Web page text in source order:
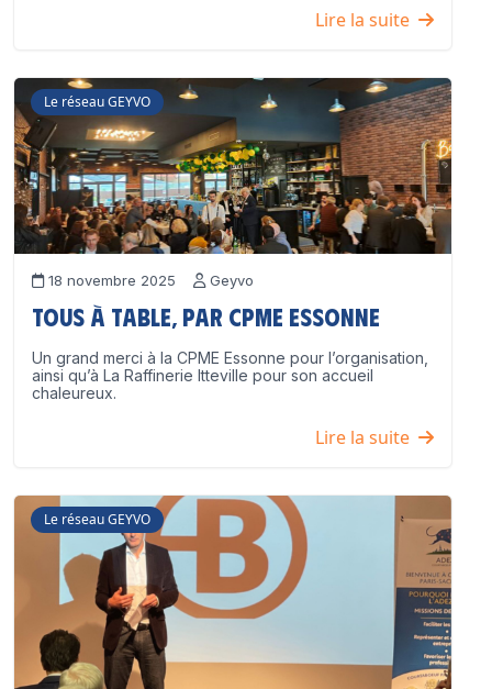
Lire la suite
Le réseau GEYVO
18 novembre 2025 Geyvo
Tous à table, par CPME Essonne
Un grand merci à la CPME Essonne pour l’organisation,
ainsi qu’à La Raffinerie Itteville pour son accueil
chaleureux.
Lire la suite
Le réseau GEYVO